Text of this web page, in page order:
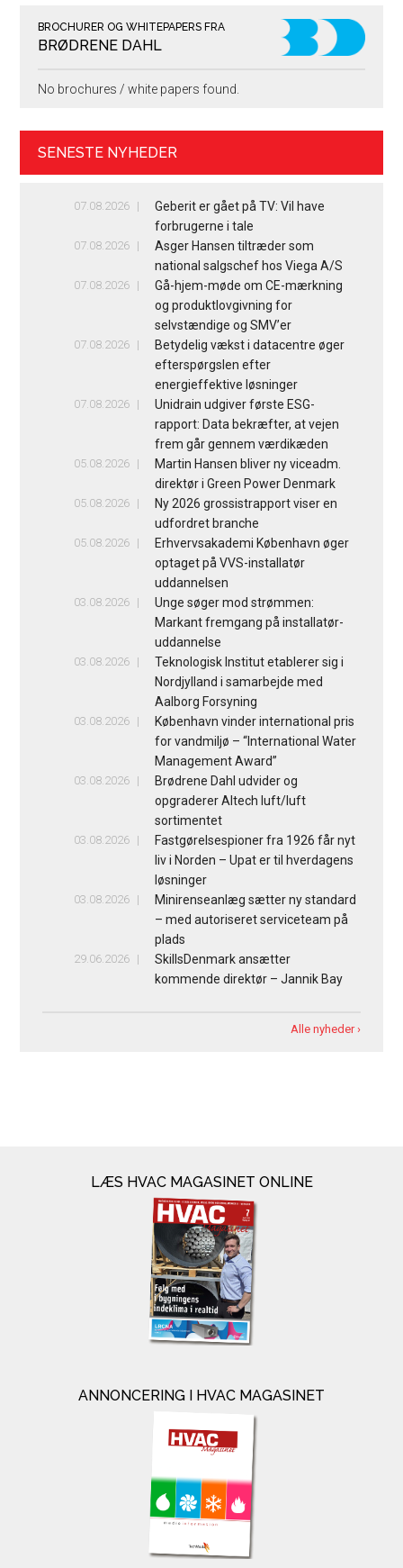
BROCHURER OG WHITEPAPERS FRA
BRØDRENE DAHL
No brochures / white papers found.
SENESTE NYHEDER
07.08.2026
Geberit er gået på TV: Vil have
forbrugerne i tale
07.08.2026
Asger Hansen tiltræder som
national salgschef hos Viega A/S
07.08.2026
Gå-hjem-møde om CE-mærkning
og produktlovgivning for
selvstændige og SMV’er
07.08.2026
Betydelig vækst i datacentre øger
efterspørgslen efter
energieffektive løsninger
07.08.2026
Unidrain udgiver første ESG-
rapport: Data bekræfter, at vejen
frem går gennem værdikæden
05.08.2026
Martin Hansen bliver ny viceadm.
direktør i Green Power Denmark
05.08.2026
Ny 2026 grossistrapport viser en
udfordret branche
05.08.2026
Erhvervsakademi København øger
optaget på VVS-installatør
uddannelsen
03.08.2026
Unge søger mod strømmen:
Markant fremgang på installatør-
uddannelse
03.08.2026
Teknologisk Institut etablerer sig i
Nordjylland i samarbejde med
Aalborg Forsyning
03.08.2026
København vinder international pris
for vandmiljø – “International Water
Management Award”
03.08.2026
Brødrene Dahl udvider og
opgraderer Altech luft/luft
sortimentet
03.08.2026
Fastgørelsespioner fra 1926 får nyt
liv i Norden – Upat er til hverdagens
løsninger
03.08.2026
Minirenseanlæg sætter ny standard
– med autoriseret serviceteam på
plads
29.06.2026
SkillsDenmark ansætter
kommende direktør – Jannik Bay
Alle nyheder ›
LÆS HVAC MAGASINET ONLINE
ANNONCERING I HVAC MAGASINET